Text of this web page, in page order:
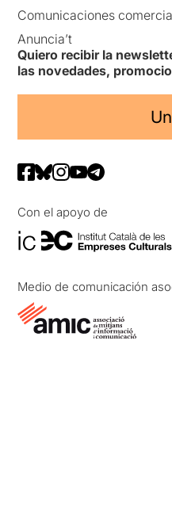
Comunicaciones
Anuncia’t
Quiero recibir la
las novedades,
Con el apoyo de
Medio de comunicación